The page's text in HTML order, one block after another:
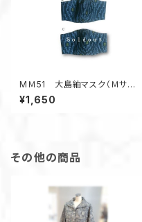
MＭ51 大島紬マスク（Ｍサイ
ズ・黒系・アールデコ風柄）
¥1,650
その他の商品